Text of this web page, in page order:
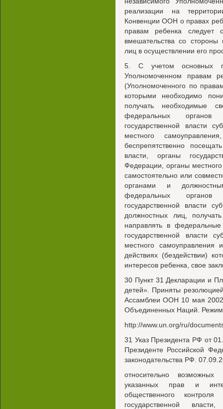
реализации на
Конвенции ООН о правах
правам ребенка следует
вмешательства со стороны
лиц в осуществлении его
5. С учетом основных
Уполномоченном правам
(Уполномоченного по
которыми необходимо
получать необходимые
федеральных органов
государственной власти
местного
беспрепятственно
власти, органы
Федерации, органы
самостоятельно или
органами и
федеральных органов
государственной власти
должностных лиц,
направлять в
государственной власти
местного
действиях (бездействии)
интересов ребенка, свое
30 Пункт 31 Декларации и
детей». Приняты
Ассамблеи ООН 10 мая
Объединенных Наций. Режим
http://www.un.org/ru/
31 Указ Президента РФ от
Президенте Российской
законодательства РФ.
относительно
указанных прав и
общественного
государственной